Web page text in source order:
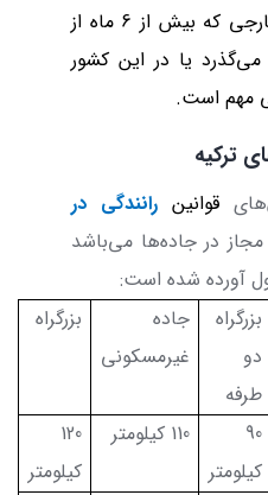
برای آن دسته از اتباع خارجی که بیش از 6 ماه از
می‌گذرد یا در این کشور
مهم است.
ترکیه
قوانین رانندگی در
در جاده‌ها می‌باشد
آورده شده است:
بزرگراه
دو
طرفه
جاده
غیرمسکونی
بزرگراه
90
کیلومتر
110 کیلومتر
120
کیلومتر